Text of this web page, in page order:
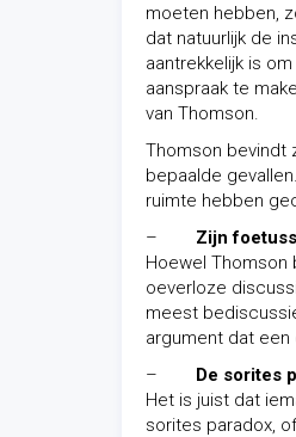
moeten hebben,
dat natuurlijk de
aantrekkelijk is
aanspraak te
van Thomson.
Thomson bevindt
bepaalde
ruimte hebben
– Zijn
Hoewel
oeverloze
meest
argument dat een
– De sorites
Het is juist dat
sorites paradox,